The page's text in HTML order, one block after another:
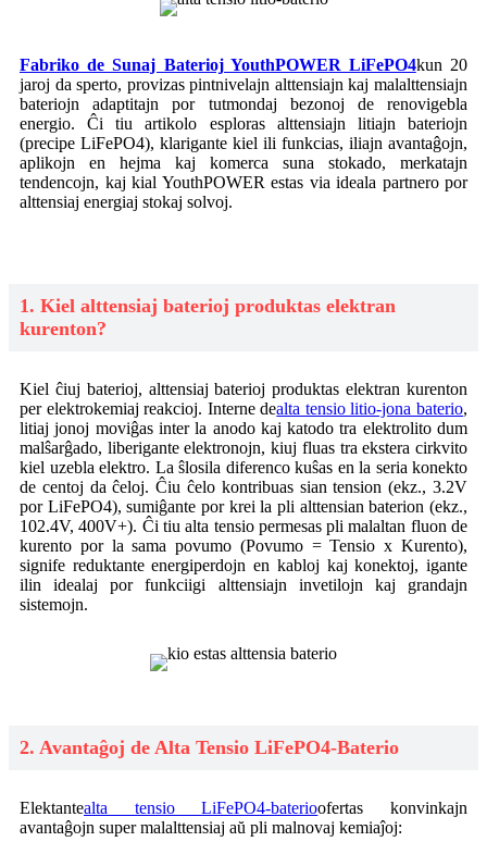
Fabriko de Sunaj Baterioj YouthPOWER LiFePO4kun 20
jaroj da sperto, provizas pintnivelajn alttensiajn kaj malalttensiajn
bateriojn adaptitajn por tutmondaj bezonoj de renovigebla
energio. Ĉi tiu artikolo esploras alttensiajn litiajn bateriojn
(precipe LiFePO4), klarigante kiel ili funkcias, iliajn avantaĝojn,
aplikojn en hejma kaj komerca suna stokado, merkatajn
tendencojn, kaj kial YouthPOWER estas via ideala partnero por
alttensiaj energiaj stokaj solvoj.
1. Kiel alttensiaj baterioj produktas elektran
kurenton?
Kiel ĉiuj baterioj, alttensiaj baterioj produktas elektran kurenton
per elektrokemiaj reakcioj. Interne dealta tensio litio-jona baterio,
litiaj jonoj moviĝas inter la anodo kaj katodo tra elektrolito dum
malŝarĝado, liberigante elektronojn, kiuj fluas tra ekstera cirkvito
kiel uzebla elektro. La ŝlosila diferenco kuŝas en la seria konekto
de centoj da ĉeloj. Ĉiu ĉelo kontribuas sian tension (ekz., 3.2V
por LiFePO4), sumiĝante por krei la pli alttensian baterion (ekz.,
102.4V, 400V+). Ĉi tiu alta tensio permesas pli malaltan fluon de
kurento por la sama povumo (Povumo = Tensio x Kurento),
signife reduktante energiperdojn en kabloj kaj konektoj, igante
ilin idealaj por funkciigi alttensiajn invetilojn kaj grandajn
sistemojn.
2. Avantaĝoj de Alta Tensio LiFePO4-Baterio
Elektantealta tensio LiFePO4-baterioofertas konvinkajn
avantaĝojn super malalttensiaj aŭ pli malnovaj kemiaĵoj: